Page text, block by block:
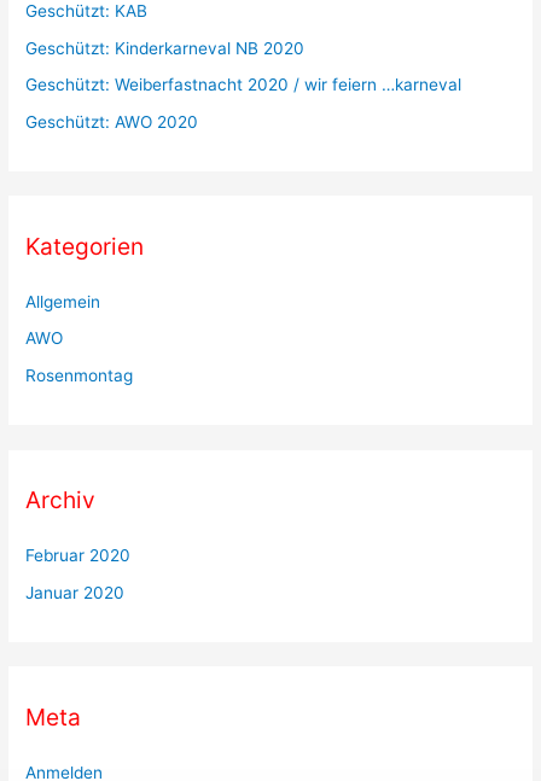
:
Geschützt: KAB
Geschützt: Kinderkarneval NB 2020
Geschützt: Weiberfastnacht 2020 / wir feiern …karneval
Geschützt: AWO 2020
Kategorien
Allgemein
AWO
Rosenmontag
Archiv
Februar 2020
Januar 2020
Meta
Anmelden